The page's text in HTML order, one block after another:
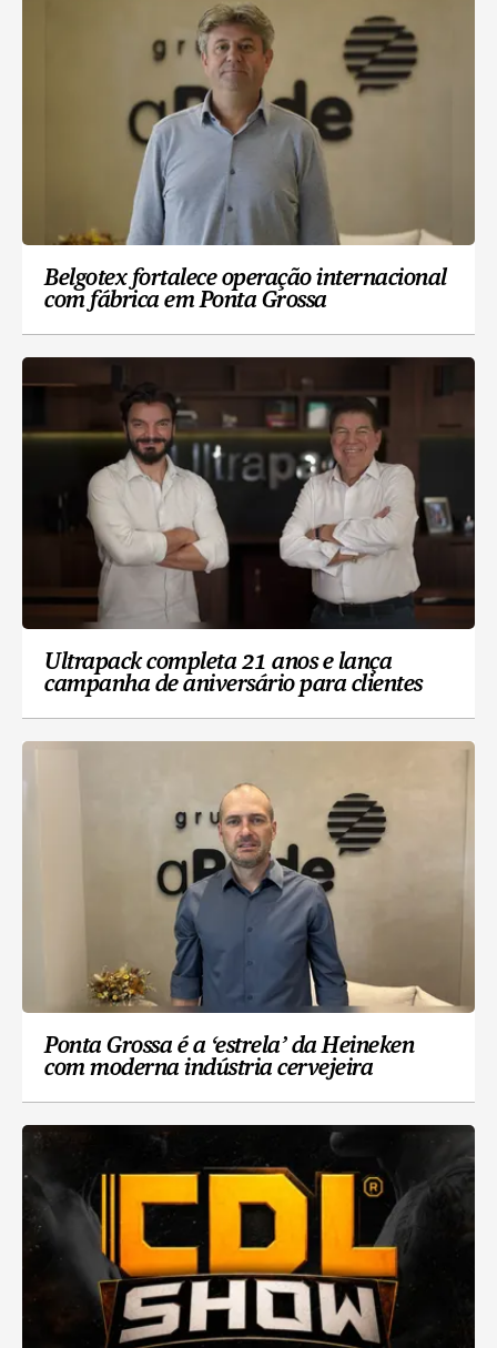
Belgotex fortalece operação internacional
com fábrica em Ponta Grossa
Ultrapack completa 21 anos e lança
campanha de aniversário para clientes
Ponta Grossa é a ‘estrela’ da Heineken
com moderna indústria cervejeira